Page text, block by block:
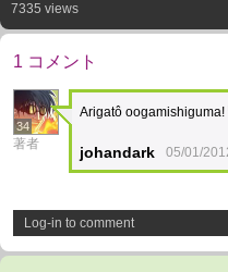
7335 views
1 コメント
34
著者
Arigatô oogamishiguma!
johandark 05/01/
Log-in to comment